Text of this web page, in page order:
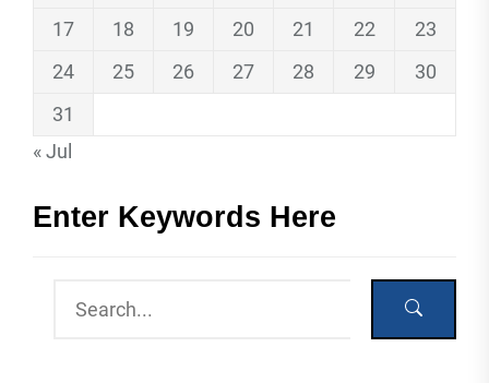
17
18 19 20 21 22
23
24
25 26 27 28 29
30
31
« Jul
Enter Keywords Here